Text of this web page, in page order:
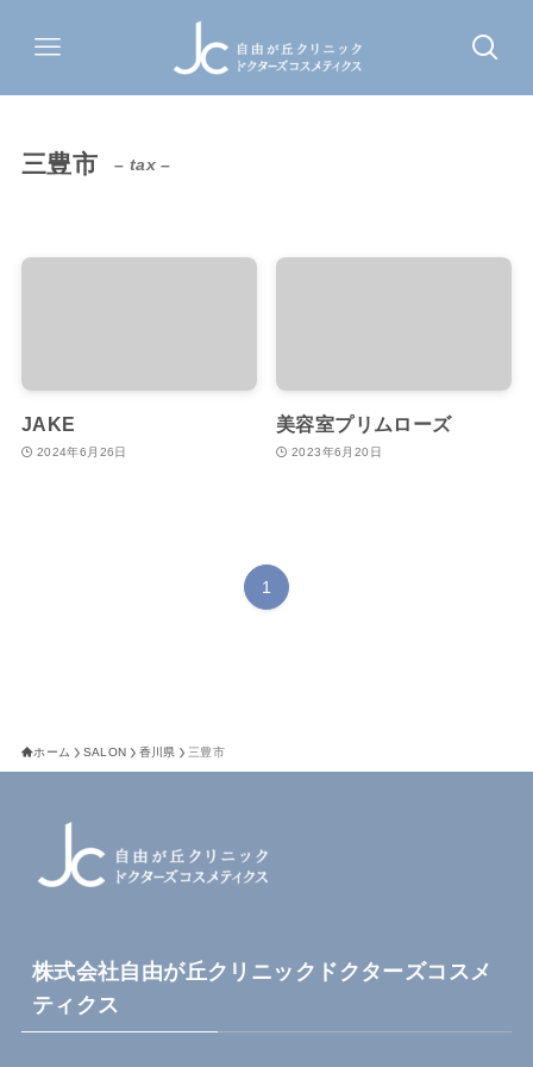
三豊市 – tax –
JAKE
2024年6月26日
美容室プリムローズ
2023年6月20日
1
ホーム SALON 香川県 三豊市
株式会社自由が丘クリニックドクターズコスメ
ティクス